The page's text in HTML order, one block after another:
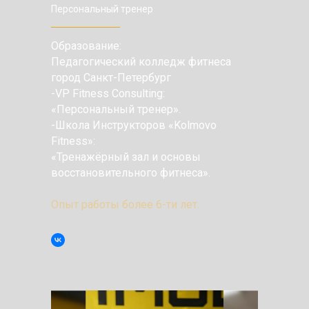
Персональный тренер
Образование:
Педагогический колледж фитнеса
город Санкт-Петербург
-VP Fitness Consulting:
«Персональный тренер».
-Школа Инструкторов «Kolmovo
Fitness»:
«Тренажёрный зал и основы
восстановительного фитнеса».
Опыт работы более 6-ти лет.